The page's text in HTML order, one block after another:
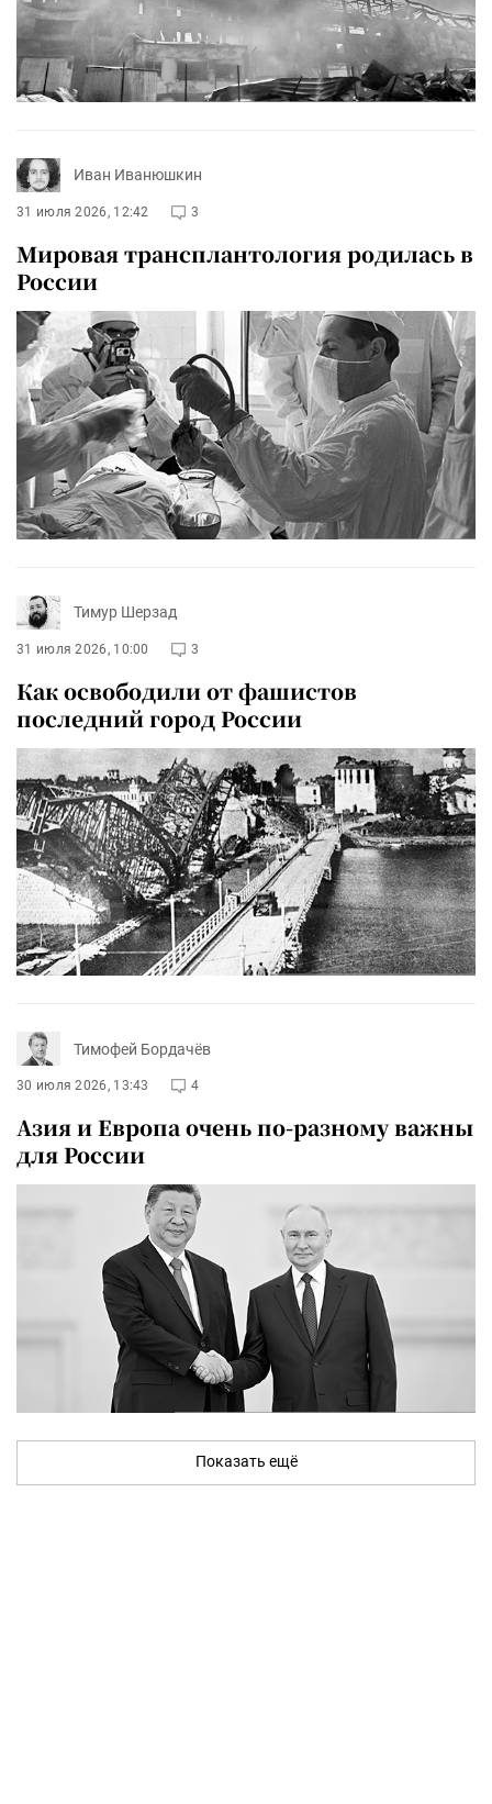
Иван Иванюшкин
31 июля 2026, 12:42 3
Мировая трансплантология родилась в
России
Тимур Шерзад
31 июля 2026, 10:00 3
Как освободили от фашистов
последний город России
Тимофей Бордачёв
30 июля 2026, 13:43 4
Азия и Европа очень по-разному важны
для России
Показать ещё